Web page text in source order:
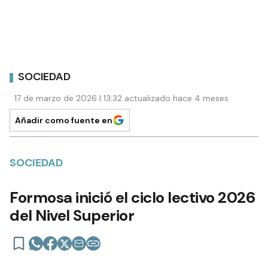
SOCIEDAD
17 de marzo de 2026 | 13:32 actualizado hace 4 meses
Añadir como fuente en
SOCIEDAD
Formosa inició el ciclo lectivo 2026
del Nivel Superior